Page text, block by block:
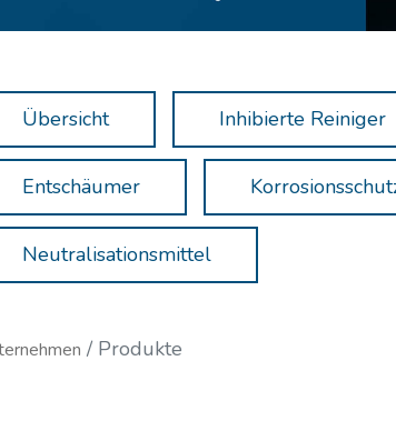
Übersicht Inhibierte Reiniger
Entschäumer
Neutralisationsmittel
Produkte